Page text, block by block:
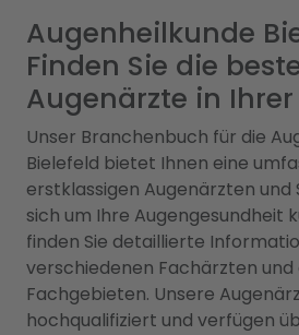
Augenheilkunde
Finden Sie die
Augenärzte in
Unser Branchenbuch für die
Bielefeld bietet Ihnen eine
erstklassigen Augenärzten und
sich um Ihre Augengesundheit
finden Sie detaillierte
verschiedenen Fachärzten und
Fachgebieten. Unsere
hochqualifiziert und verfügen